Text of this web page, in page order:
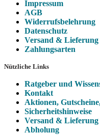
Impressum
AGB
Widerrufsbelehrung
Datenschutz
Versand & Lieferung
Zahlungsarten
Nützliche Links
Ratgeber und
Kontakt
Aktionen,
Sicherheitshinweise
Versand & Lieferung
Abholung